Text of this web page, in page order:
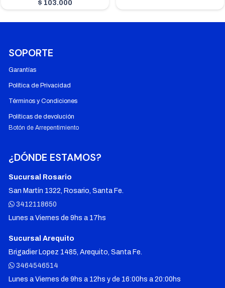
$ 103.000
SOPORTE
Garantías
Política de Privacidad
Términos y Condiciones
Políticas de devolución
Botón de Arrepentimiento
¿DÓNDE ESTAMOS?
Sucursal Rosario
San Martín 1322, Rosario, Santa Fe.
3412118650
Lunes a Viernes de 9hs a 17hs
Sucursal Arequito
Brigadier Lopez 1485, Arequito, Santa Fe.
3464546514
Lunes a Viernes de 9hs a 12hs y de 16:00hs a 20:00hs